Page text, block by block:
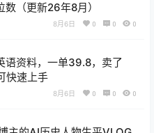
（更新26年8月）
8月6日 0 0 0
语资料，一单39.8，卖了
快速上手
8月6日 0 0 0